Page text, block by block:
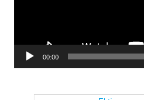
00:00